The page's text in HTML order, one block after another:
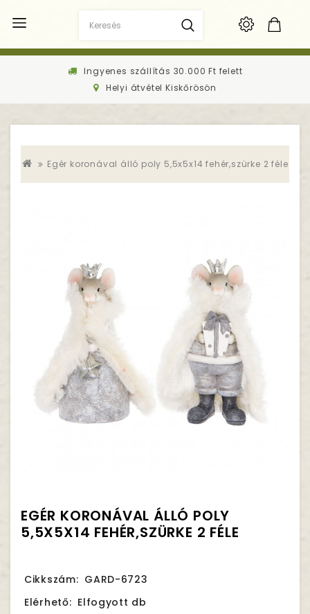
Ingyenes szállítás 30.000 Ft felett
Helyi átvétel Kiskőrösön
Egér koronával álló poly 5,5x5x14 fehér,szürke 2 féle
EGÉR KORONÁVAL ÁLLÓ POLY
5,5X5X14 FEHÉR,SZÜRKE 2 FÉLE
Cikkszám: GARD-6723
Elérhető: Elfogyott db